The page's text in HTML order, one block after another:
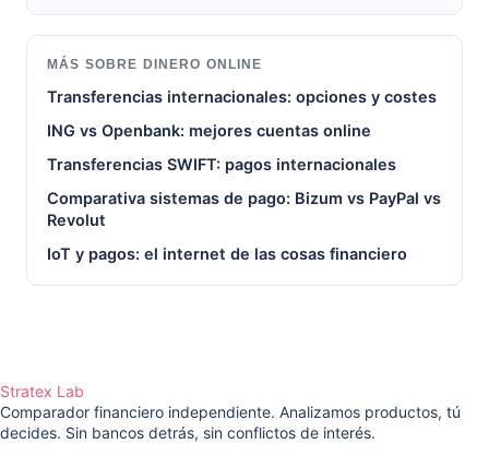
MÁS SOBRE DINERO ONLINE
Transferencias internacionales: opciones y costes
ING vs Openbank: mejores cuentas online
Transferencias SWIFT: pagos internacionales
Comparativa sistemas de pago: Bizum vs PayPal vs
Revolut
IoT y pagos: el internet de las cosas financiero
Stratex Lab
Comparador financiero independiente. Analizamos productos, tú
decides. Sin bancos detrás, sin conflictos de interés.